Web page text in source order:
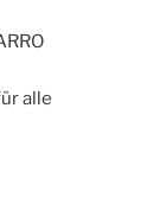
alle